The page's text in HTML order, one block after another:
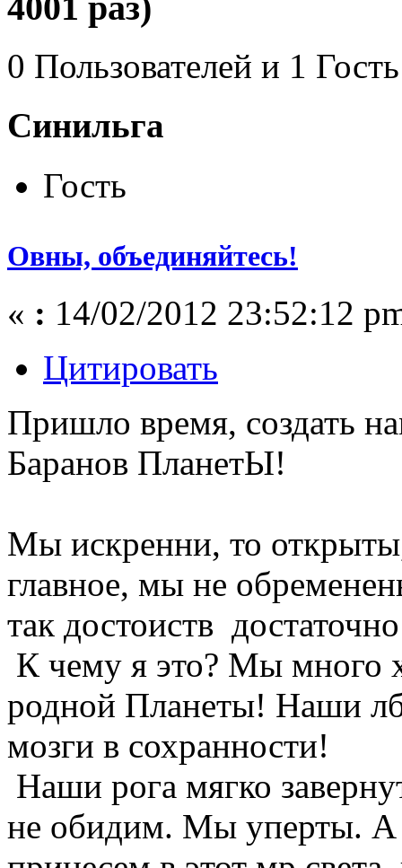
0 Пользователей и 1
Синильга
Гость
Овны, объединяйтесь!
« : 14/02/2012 23:52:12
Цитировать
Пришло время, создать
Баранов ПланетЫ!
Мы искренни, то
главное, мы не
так достоиств
К чему я это? Мы много
родной Планеты! Наши
мозги в сохранности!
Наши рога мягко
не обидим. Мы уперты. А